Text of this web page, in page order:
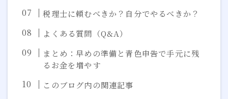
税理士に頼むべきか？自分でやるべきか？
よくある質問（Q&A）
まとめ：早めの準備と青色申告で手元に残
るお金を増やす
このブログ内の関連記事